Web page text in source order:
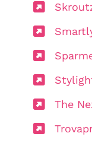
The